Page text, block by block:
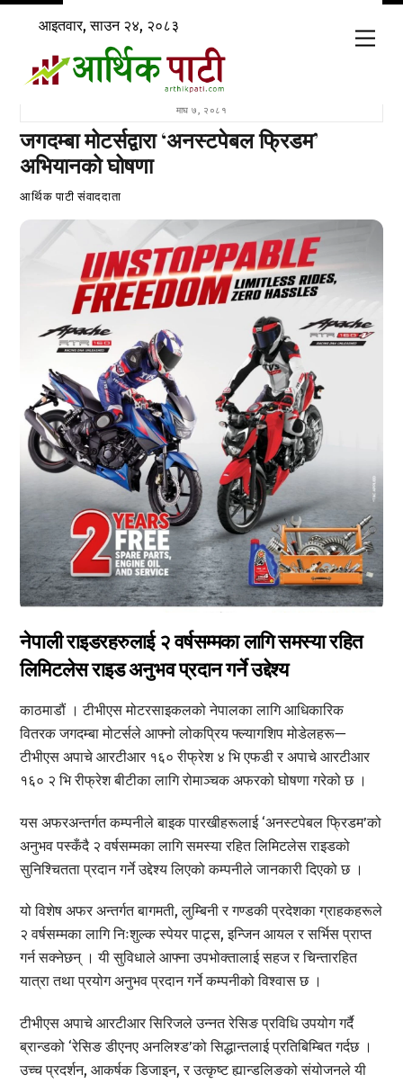
Skip
content
आइतवार, साउन २४, २०८३
माघ ७, २०८१
जगदम्बा मोटर्सद्वारा ‘अनस्टपेबल फ्रिडम’
अभियानको घोषणा
आर्थिक पाटी संवाददाता
नेपाली राइडरहरुलाई २ वर्षसम्मका लागि समस्या रहित
लिमिटलेस राइड अनुभव प्रदान गर्ने उद्देश्य
काठमाडौं । टीभीएस मोटरसाइकलको नेपालका लागि आधिकारिक
वितरक जगदम्बा मोटर्सले आफ्नो लोकप्रिय फ्ल्यागशिप मोडेलहरू—
टीभीएस अपाचे आरटीआर १६० रीफ्रेश ४ भि एफडी र अपाचे आरटीआर
१६० २ भि रीफ्रेश बीटीका लागि रोमाञ्चक अफरको घोषणा गरेको छ ।
यस अफरअन्तर्गत कम्पनीले बाइक पारखीहरूलाई ‘अनस्टपेबल फ्रिडम’को
अनुभव पस्कँदै २ वर्षसम्मका लागि समस्या रहित लिमिटलेस राइडको
सुनिश्चितता प्रदान गर्ने उद्देश्य लिएको कम्पनीले जानकारी दिएको छ ।
यो विशेष अफर अन्तर्गत बागमती, लुम्बिनी र गण्डकी प्रदेशका ग्राहकहरूले
२ वर्षसम्मका लागि निःशुल्क स्पेयर पाट्र्स, इन्जिन आयल र सर्भिस प्राप्त
गर्न सक्नेछन् । यी सुविधाले आफ्ना उपभोक्तालाई सहज र चिन्तारहित
यात्रा तथा प्रयोग अनुभव प्रदान गर्ने कम्पनीको विश्वास छ ।
टीभीएस अपाचे आरटीआर सिरिजले उन्नत रेसिङ प्रविधि उपयोग गर्दै
ब्रान्डको ‘रेसिङ डीएनए अनलिश्ड’को सिद्धान्तलाई प्रतिबिम्बित गर्दछ ।
उच्च प्रदर्शन, आकर्षक डिजाइन, र उत्कृष्ट ह्यान्डलिङको संयोजनले यी